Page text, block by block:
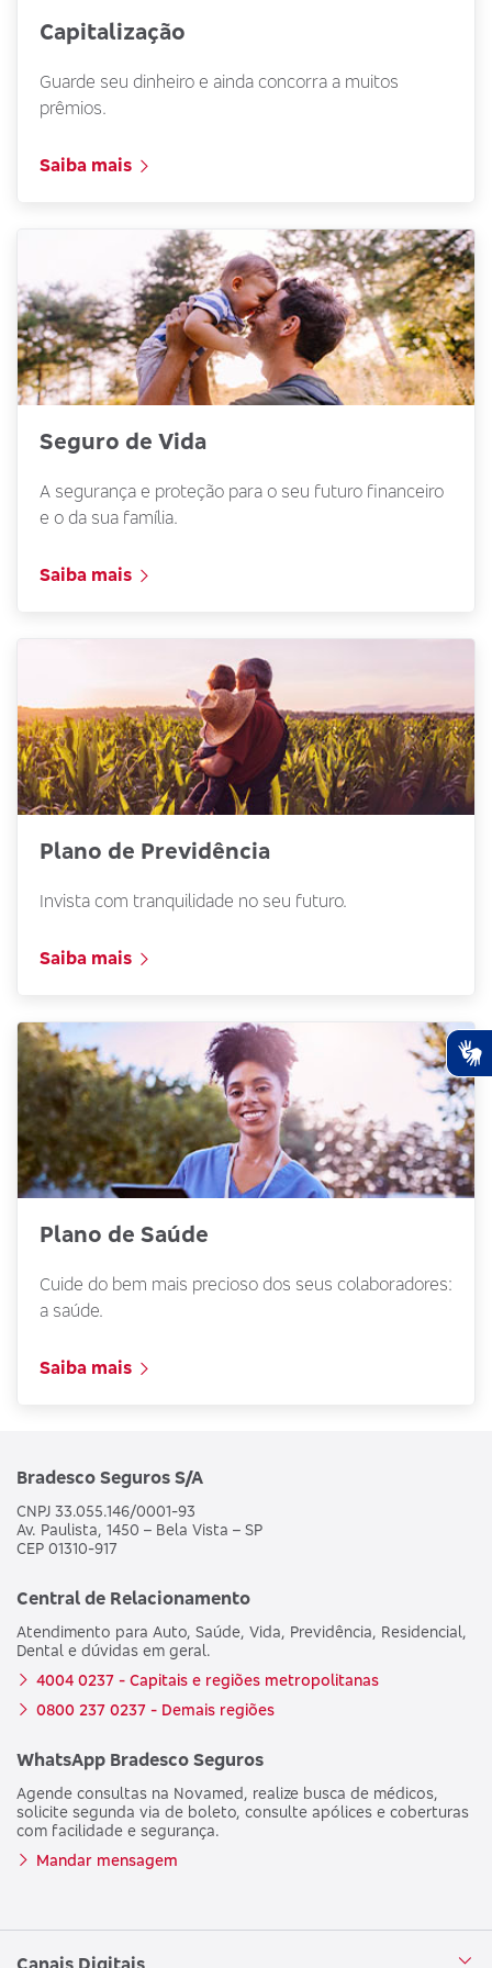
de
da
Capitalização
Guarde seu dinheiro e ainda concorra a muitos
prêmios.
Saiba mais
Seguro de Vida
A segurança e proteção para o seu futuro financeiro
e o da sua família.
Saiba mais
Plano de Previdência
Invista com tranquilidade no seu futuro.
Saiba mais
Plano de Saúde
Cuide do bem mais precioso dos seus colaboradores:
a saúde.
Saiba mais
Bradesco Seguros S/A
CNPJ 33.055.146/0001-93
Av. Paulista, 1450 – Bela Vista – SP
CEP 01310-917
Central de Relacionamento
Atendimento para Auto, Saúde, Vida, Previdência, Residencial,
Dental e dúvidas em geral.
4004 0237 - Capitais e regiões metropolitanas
0800 237 0237 - Demais regiões
WhatsApp Bradesco Seguros
Agende consultas na Novamed, realize busca de médicos,
solicite segunda via de boleto, consulte apólices e coberturas
com facilidade e segurança.
Mandar mensagem
Canais Digitais